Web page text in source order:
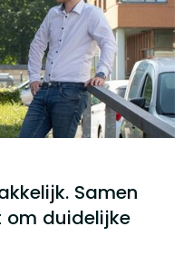
Samen
om duidelijke